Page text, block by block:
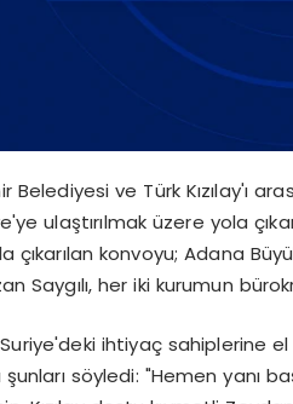
Belediyesi ve Türk Kızılay'ı
ulaştırılmak üzere yola
konvoyu; Adana
Saygılı, her iki kurumun
Suriye'deki ihtiyaç sahiplerine
şunları söyledi: "Hemen yanı